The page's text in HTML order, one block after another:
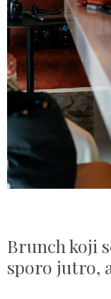
Brunch koji
sporo jutro,